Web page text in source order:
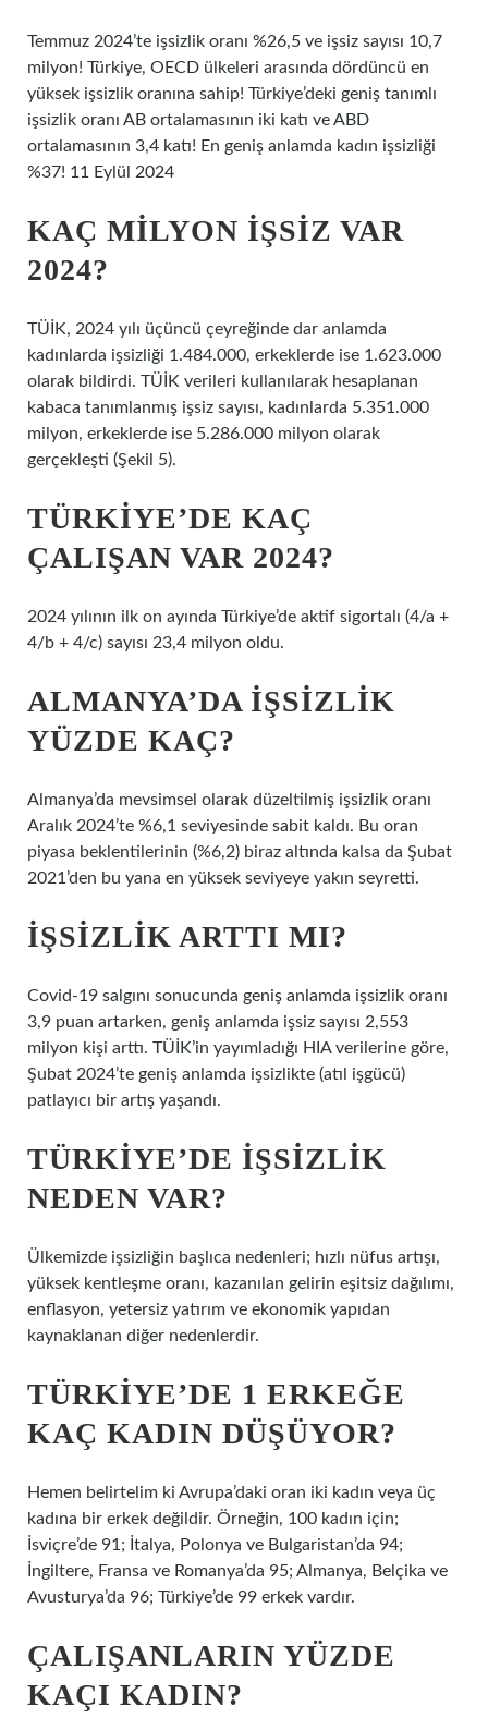
Temmuz 2024’te işsizlik oranı %26,5 ve işsiz sayısı 10,7
milyon! Türkiye, OECD ülkeleri arasında dördüncü en
yüksek işsizlik oranına sahip! Türkiye’deki geniş tanımlı
işsizlik oranı AB ortalamasının iki katı ve ABD
ortalamasının 3,4 katı! En geniş anlamda kadın işsizliği
%37! 11 Eylül 2024
KAÇ MILYON IŞSIZ VAR
2024?
TÜİK, 2024 yılı üçüncü çeyreğinde dar anlamda
kadınlarda işsizliği 1.484.000, erkeklerde ise 1.623.000
olarak bildirdi. TÜİK verileri kullanılarak hesaplanan
kabaca tanımlanmış işsiz sayısı, kadınlarda 5.351.000
milyon, erkeklerde ise 5.286.000 milyon olarak
gerçekleşti (Şekil 5).
TÜRKIYE’DE KAÇ
ÇALIŞAN VAR 2024?
2024 yılının ilk on ayında Türkiye’de aktif sigortalı (4/a +
4/b + 4/c) sayısı 23,4 milyon oldu.
ALMANYA’DA IŞSIZLIK
YÜZDE KAÇ?
Almanya’da mevsimsel olarak düzeltilmiş işsizlik oranı
Aralık 2024’te %6,1 seviyesinde sabit kaldı. Bu oran
piyasa beklentilerinin (%6,2) biraz altında kalsa da Şubat
2021’den bu yana en yüksek seviyeye yakın seyretti.
İŞSIZLIK ARTTI MI?
Covid-19 salgını sonucunda geniş anlamda işsizlik oranı
3,9 puan artarken, geniş anlamda işsiz sayısı 2,553
milyon kişi arttı. TÜİK’in yayımladığı HIA verilerine göre,
Şubat 2024’te geniş anlamda işsizlikte (atıl işgücü)
patlayıcı bir artış yaşandı.
TÜRKIYE’DE IŞSIZLIK
NEDEN VAR?
Ülkemizde işsizliğin başlıca nedenleri; hızlı nüfus artışı,
yüksek kentleşme oranı, kazanılan gelirin eşitsiz dağılımı,
enflasyon, yetersiz yatırım ve ekonomik yapıdan
kaynaklanan diğer nedenlerdir.
TÜRKIYE’DE 1 ERKEĞE
KAÇ KADIN DÜŞÜYOR?
Hemen belirtelim ki Avrupa’daki oran iki kadın veya üç
kadına bir erkek değildir. Örneğin, 100 kadın için;
İsviçre’de 91; İtalya, Polonya ve Bulgaristan’da 94;
İngiltere, Fransa ve Romanya’da 95; Almanya, Belçika ve
Avusturya’da 96; Türkiye’de 99 erkek vardır.
ÇALIŞANLARIN YÜZDE
KAÇI KADIN?